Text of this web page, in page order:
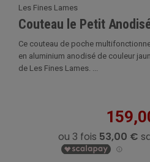
Les Fines Lames
Couteau le Petit
Ce couteau de poche
en aluminium anodisé de couleur
de Les Fines Lames. ...